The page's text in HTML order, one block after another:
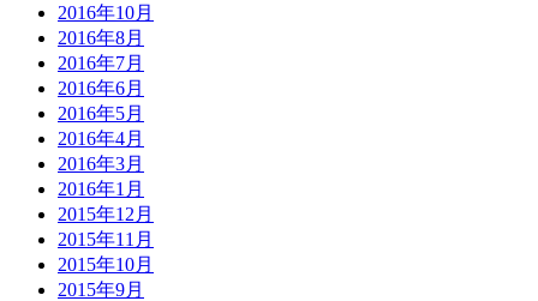
2016年10月
2016年8月
2016年7月
2016年6月
2016年5月
2016年4月
2016年3月
2016年1月
2015年12月
2015年11月
2015年10月
2015年9月